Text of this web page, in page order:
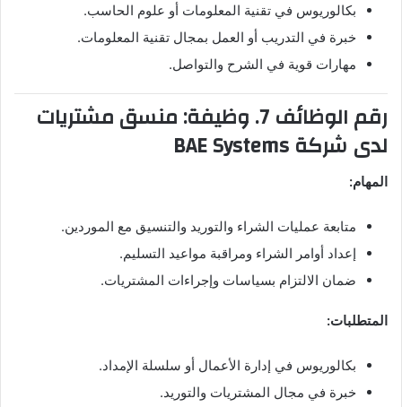
بكالوريوس في تقنية المعلومات أو علوم الحاسب.
خبرة في التدريب أو العمل بمجال تقنية المعلومات.
مهارات قوية في الشرح والتواصل.
رقم الوظائف 7. وظيفة: منسق مشتريات
لدى شركة BAE Systems
المهام:
متابعة عمليات الشراء والتوريد والتنسيق مع الموردين.
إعداد أوامر الشراء ومراقبة مواعيد التسليم.
ضمان الالتزام بسياسات وإجراءات المشتريات.
المتطلبات:
بكالوريوس في إدارة الأعمال أو سلسلة الإمداد.
خبرة في مجال المشتريات والتوريد.